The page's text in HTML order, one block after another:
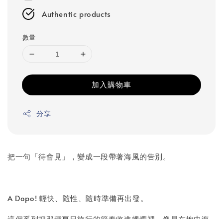
Authentic products
數量
加入購物車
分享
把一句「待會見」，變成一段帶著海風的告別。
A Dopo! 輕快、隨性、隨時準備再出發。